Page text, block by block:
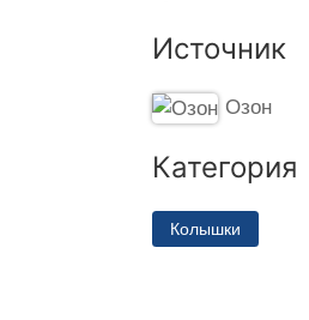
Источник
Озон
Категория
Колышки